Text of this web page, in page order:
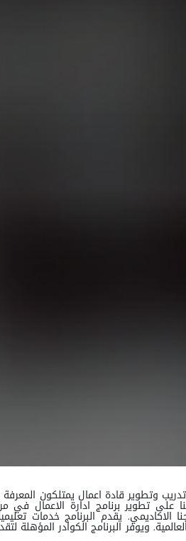
وتطوير قادة اعمال يمتلكون
تطوير برنامج ادارة الاعمال في
الاكاديمي. يقدم البرنامج خدمات
ويوفر البرنامج الكوادر المؤهلة